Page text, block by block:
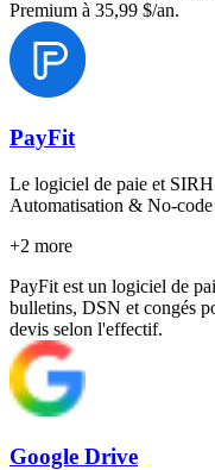
Premium à 35,99 $/an.
PayFit
Le logiciel de paie et
Automatisation & No-code
+2 more
PayFit est un logiciel de
bulletins, DSN et congés
devis selon l'effectif.
Google Drive